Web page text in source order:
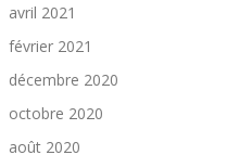
avril 2021
février 2021
décembre 2020
octobre 2020
août 2020